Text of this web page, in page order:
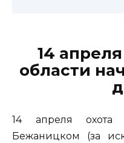
14
области
14 апреля
Бежаницком (за